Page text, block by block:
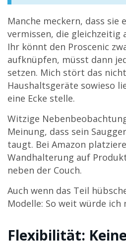
Manche meckern, dass sie
vermissen, die gleichzeitig
Ihr könnt den Proscenic
aufknüpfen, müsst dann
setzen. Mich stört das
Haushaltsgeräte sowieso
eine Ecke stelle.
Witzige
Meinung, dass sein
taugt. Bei Amazon
Wandhalterung auf
neben der Couch.
Auch wenn das Teil
Modelle: So weit würde ich
Flexibilität: